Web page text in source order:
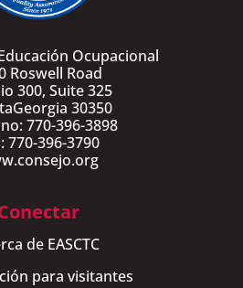
Ocupacional
Roswell Road
300, Suite 325
30350
770-396-3898
770-396-3790
de EASCTC
para visitantes